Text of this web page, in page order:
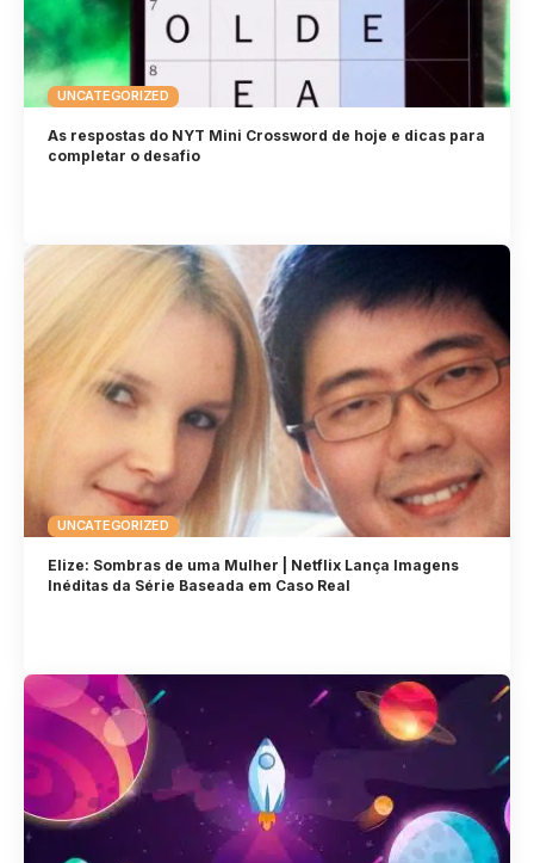
UNCATEGORIZED
As respostas do NYT Mini Crossword de hoje e dicas para
completar o desafio
UNCATEGORIZED
Elize: Sombras de uma Mulher | Netflix Lança Imagens
Inéditas da Série Baseada em Caso Real